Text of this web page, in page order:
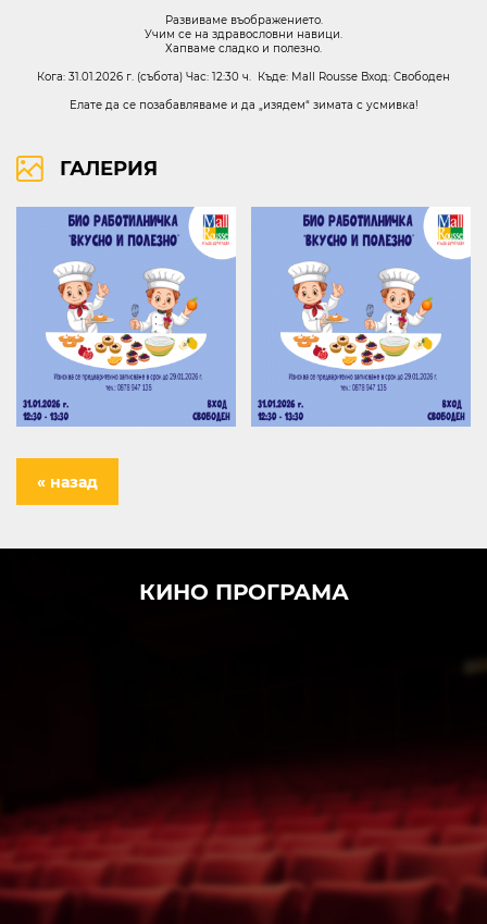
Развиваме въображението.
Учим се на здравословни навици.
Хапваме сладко и полезно.
Кога: 31.01.2026 г. (събота) Час: 12:30 ч. Къде: Mall Rousse Вход: Свободен
Елате да се позабавляваме и да „изядем“ зимата с усмивка!
ГАЛЕРИЯ
« назад
КИНО ПРОГРАМА
бул. Липник 121 Д
ВИЖ НА КАРТАТА
ПРАВА ЗА ПОЛЗВАНЕ
ПОЛИТИКА ЗА ОБРАБОТВАНЕ И СИГУРНОСТ НА ЛИЧНИТЕ ДАННИ
KABOOM ПОЛИТИКА ЗА ВИДЕОНАБЛЮДЕНИЕ
KABOOM ПОЛИТИКА ЗА ОБРАБОТВАНЕ И СИГУРНОСТ НА ЛИЧНИТЕ ДАННИ